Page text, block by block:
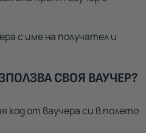
с име на получател и
СВОЯ ВАУЧЕР?
код от ваучера си в полето